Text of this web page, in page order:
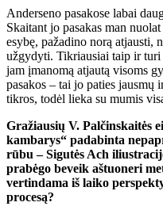
Anderseno pasakose labai
Skaitant jo pasakas man
esybę, pažadino norą atjausti,
užgydyti. Tikriausiai taip ir
jam įmanomą atjautą visoms
pasakos – tai jo paties jausmų
tikros, todėl lieka su mumis
Gražiausių V. Palčinskaitės
kambarys“ padabinta
rūbu – Sigutės Ach
prabėgo beveik aštuoneri
vertindama iš laiko
procesą?